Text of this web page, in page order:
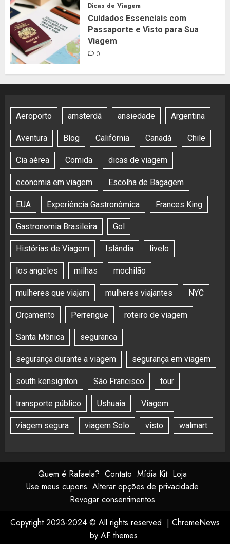
Dicas de Viagem
Cuidados Essenciais com
Passaporte e Visto para Sua
Viagem
0
Aeroporto amsterdã ansiedade Argentina
Aventura Blog Califórnia Canadá Chile
Cia aérea Comida dicas de viagem
economia em viagem Escolha de Bagagem
EUA Experiência Gastronômica Frances King
Gastronomia Brasileira Gol
Histórias de Viagem Islândia livelo
los angeles milhas mochilão
mulheres que viajam mulheres viajantes NYC
Orçamento Perrengue roteiro de viagem
Santa Mônica seguranca
segurança durante a viagem segurança em viagem
south kensignton São Francisco tour
transporte público Ushuaia Viagem
viagem segura viagem Solo visto walmart
Quem é Rafaela? Contato Mídia Kit Loja
Use meus cupons Alterar opções de privacidade
Revogar consentimentos
Copyright 2023-2024 © All rights reserved. | ChromeNews
by AF themes.